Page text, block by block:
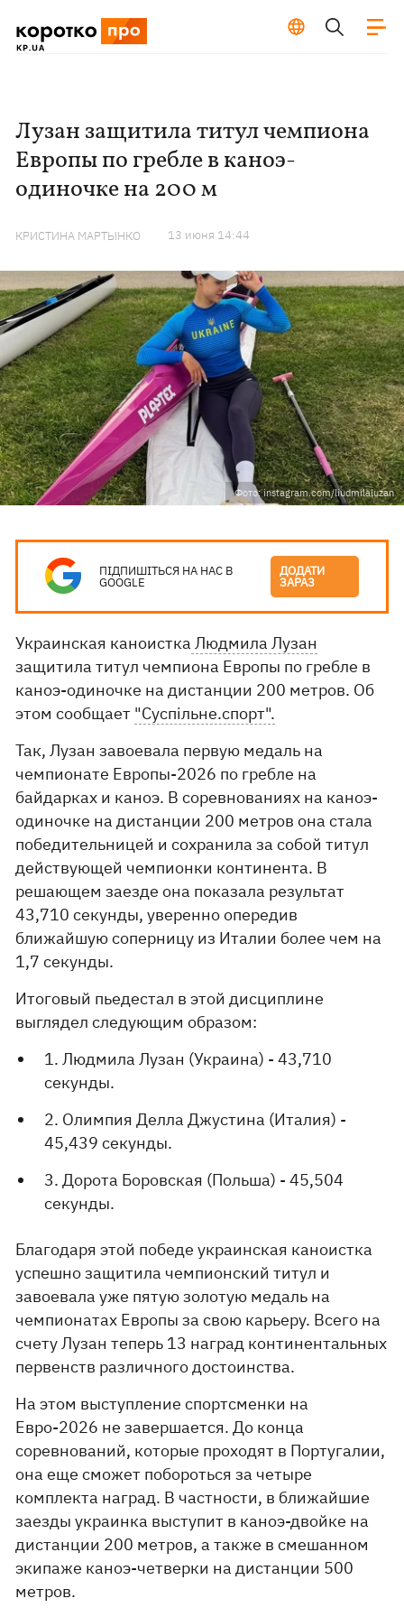
Лузан защитила титул чемпиона
Европы по гребле в каноэ-
одиночке на 200 м
КРИСТИНА МАРТЫНКО 13 июня 14:44
Фото: instagram.com/liudmilaluzan
ПІДПИШІТЬСЯ НА НАС В
GOOGLE
ДОДАТИ
ЗАРАЗ
Украинская каноистка Людмила Лузан
защитила титул чемпиона Европы по гребле в
каноэ-одиночке на дистанции 200 метров. Об
этом сообщает "Суспільне.спорт".
Так, Лузан завоевала первую медаль на
чемпионате Европы-2026 по гребле на
байдарках и каноэ. В соревнованиях на каноэ-
одиночке на дистанции 200 метров она стала
победительницей и сохранила за собой титул
действующей чемпионки континента. В
решающем заезде она показала результат
43,710 секунды, уверенно опередив
ближайшую соперницу из Италии более чем на
1,7 секунды.
Итоговый пьедестал в этой дисциплине
выглядел следующим образом:
1. Людмила Лузан (Украина) - 43,710
секунды.
2. Олимпия Делла Джустина (Италия) -
45,439 секунды.
3. Дорота Боровская (Польша) - 45,504
секунды.
Благодаря этой победе украинская каноистка
успешно защитила чемпионский титул и
завоевала уже пятую золотую медаль на
чемпионатах Европы за свою карьеру. Всего на
счету Лузан теперь 13 наград континентальных
первенств различного достоинства.
На этом выступление спортсменки на
Евро-2026 не завершается. До конца
соревнований, которые проходят в Португалии,
она еще сможет побороться за четыре
комплекта наград. В частности, в ближайшие
заезды украинка выступит в каноэ-двойке на
дистанции 200 метров, а также в смешанном
экипаже каноэ-четверки на дистанции 500
метров.